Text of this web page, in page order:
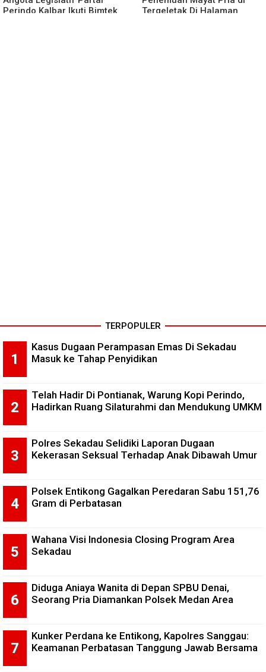
Perindo Kalbar Ikuti Bimtek
Tergeletak Di Halaman
TERPOPULER
Kasus Dugaan Perampasan Emas Di Sekadau
Masuk ke Tahap Penyidikan
Telah Hadir Di Pontianak, Warung Kopi Perindo,
Hadirkan Ruang Silaturahmi dan Mendukung UMKM
Polres Sekadau Selidiki Laporan Dugaan
Kekerasan Seksual Terhadap Anak Dibawah Umur
Polsek Entikong Gagalkan Peredaran Sabu 151,76
Gram di Perbatasan
Wahana Visi Indonesia Closing Program Area
Sekadau
Diduga Aniaya Wanita di Depan SPBU Denai,
Seorang Pria Diamankan Polsek Medan Area
Kunker Perdana ke Entikong, Kapolres Sanggau:
Keamanan Perbatasan Tanggung Jawab Bersama